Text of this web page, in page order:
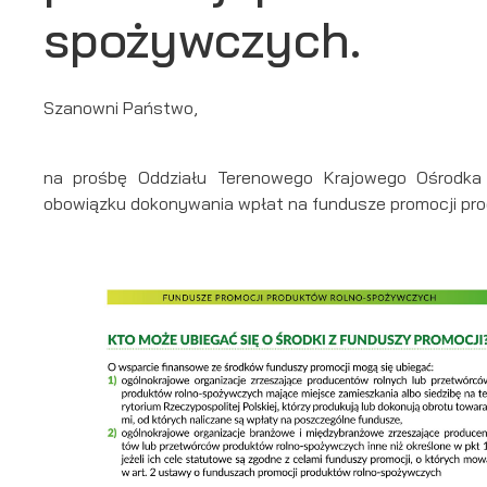
spożywczych.
Szanowni Państwo,
na prośbę Oddziału Terenowego Krajowego
obowiązku dokonywania wpłat na fundusze promocji